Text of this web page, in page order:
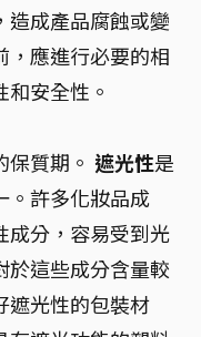
造成產品腐蝕或變
，應進行必要的相
安全性。
質期。 遮光性是
。許多化妝品成
成分，容易受到光
於這些成分含量較
遮光性的包裝材